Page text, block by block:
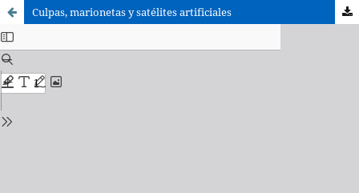
Culpas, marionetas y satélites artificiales